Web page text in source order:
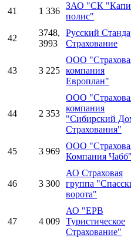
41 1 336
ЗАО "СК
полис"
42
3748,
3993
Русский
Страхование
43 3 225
ООО
компания
Европлан"
44 2 353
ООО
компания
"Сибирский
Страхования"
45 3 969
ООО
Компания Чабб"
46 3 300
АО Страховая
группа
ворота"
47 4 009
АО "ЕРВ
Туристическое
Страхование"